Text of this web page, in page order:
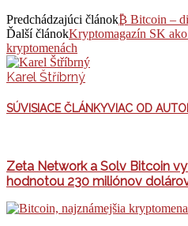
Predchádzajúci článok₿ Bitcoin –
Ďalší článokKryptomagazín SK
kryptomenách
Karel Štříbrný
SÚVISIACE ČLÁNKYVIAC OD
Zeta Network a Solv Bitcoin
hodnotou 230 miliónov